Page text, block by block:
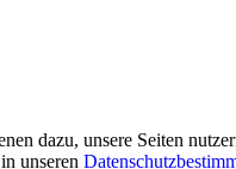
dazu, unsere Seiten
unseren